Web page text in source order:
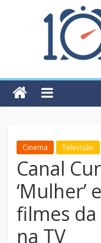
Cinema Televisão
Canal
‘Mulher’
filmes
na TV